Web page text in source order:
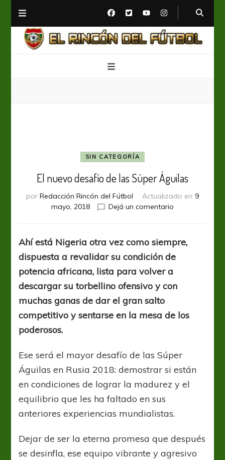
SIN CATEGORÍA
El nuevo desafío de las Súper Águilas
por Redacción Rincón del Fútbol Actualizado en 9
mayo, 2018
Dejá un comentario
de
las
Ahí está Nigeria otra vez como siempre,
dispuesta a revalidar su condición de
potencia africana, lista para volver a
descargar su torbellino ofensivo y con
muchas ganas de dar el gran salto
competitivo y sentarse en la mesa de los
poderosos.
Ese será el mayor desafío de las Súper
Águilas en Rusia 2018: demostrar si están
en condiciones de lograr la madurez y el
equilibrio que les ha faltado en sus
anteriores experiencias mundialistas.
Dejar de ser la eterna promesa que después
se desinfla, ese equipo vibrante y agresivo